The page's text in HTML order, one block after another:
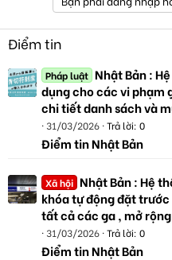
Điểm tin
Pháp luật Nhật Bản :
dụng cho các vi phạm
chi tiết danh sách và
31/03/2026 Trả lời: 0
Điểm tin Nhật Bản
Xã hội Nhật Bản : Hệ
khóa tự động đặt
tất cả các ga , mở
31/03/2026 Trả lời: 0
Điểm tin Nhật Bản